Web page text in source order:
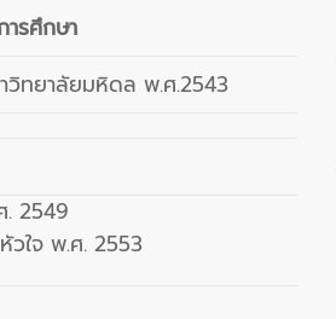
รศึกษา
ทยาลัยมหิดล พ.ศ.2543
. 2549
วใจ พ.ศ. 2553